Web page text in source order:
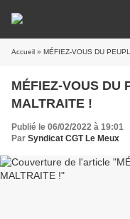
Accueil » MÉFIEZ-VOUS DU
MÉFIEZ-VOUS DU
MALTRAITE !
Publié le 06/02/2022 à 19:01
Par Syndicat CGT Le Meux